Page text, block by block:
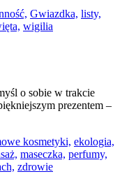
Gwiazdka, listy,
wigilia
o sobie w trakcie
prezentem –
kosmetyki, ekologia,
maseczka, perfumy,
zdrowie